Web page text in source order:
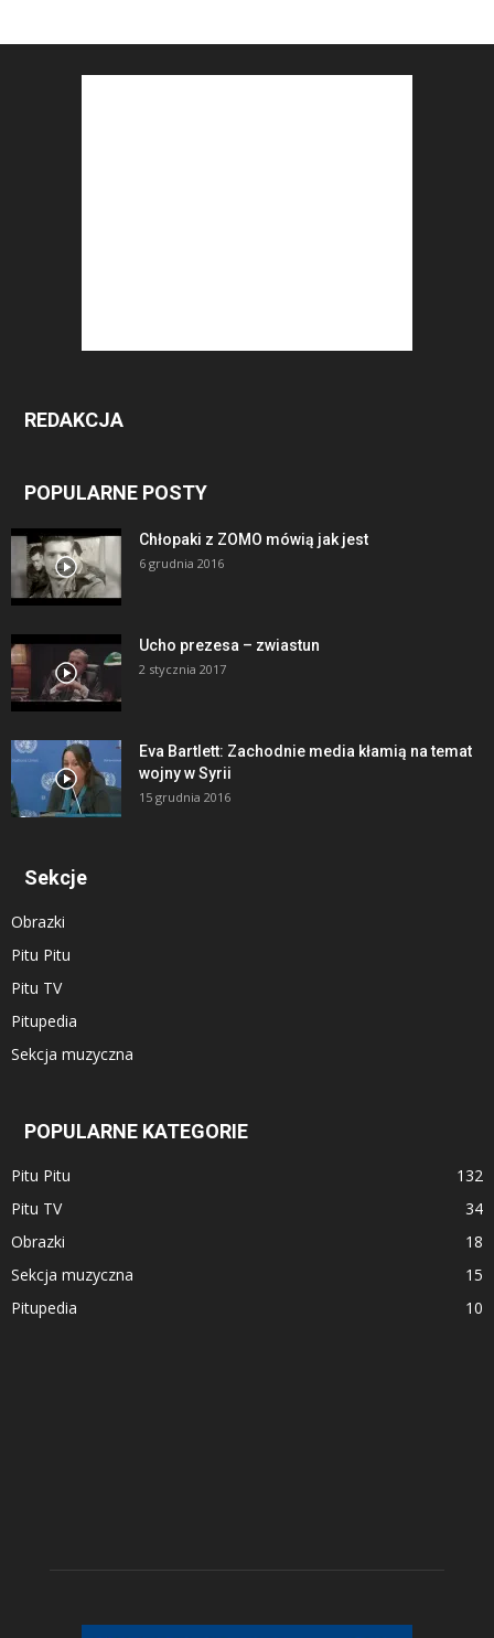
REDAKCJA
POPULARNE POSTY
Chłopaki z ZOMO mówią jak jest
6 grudnia 2016
Ucho prezesa – zwiastun
2 stycznia 2017
Eva Bartlett: Zachodnie media kłamią na temat
wojny w Syrii
15 grudnia 2016
Sekcje
Obrazki
Pitu Pitu
Pitu TV
Pitupedia
Sekcja muzyczna
POPULARNE KATEGORIE
Pitu Pitu
132
Pitu TV
34
Obrazki
18
Sekcja muzyczna
15
Pitupedia
10